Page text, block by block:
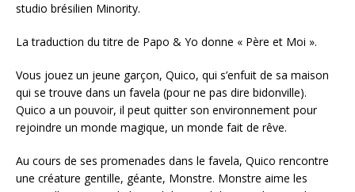
studio brésilien Minority.
La traduction du titre de Papo & Yo donne « Père et Moi ».
Vous jouez un jeune garçon, Quico, qui s’enfuit de sa maison
qui se trouve dans un favela (pour ne pas dire bidonville).
Quico a un pouvoir, il peut quitter son environnement pour
rejoindre un monde magique, un monde fait de rêve.
Au cours de ses promenades dans le favela, Quico rencontre
une créature gentille, géante, Monstre. Monstre aime les